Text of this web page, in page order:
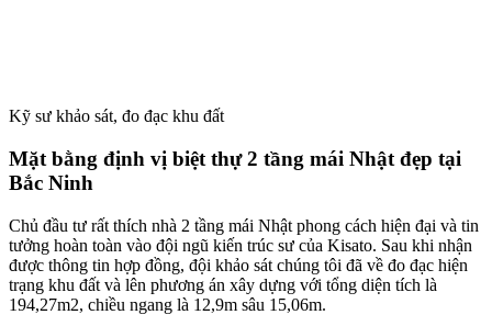
Kỹ sư khảo sát, đo đạc khu đất
Mặt bằng định vị biệt thự 2 tầng mái Nhật đẹp tại
Bắc Ninh
Chủ đầu tư rất thích nhà 2 tầng mái Nhật phong cách hiện đại và tin
tưởng hoàn toàn vào đội ngũ kiến trúc sư của Kisato. Sau khi nhận
được thông tin hợp đồng, đội khảo sát chúng tôi đã về đo đạc hiện
trạng khu đất và lên phương án xây dựng với tổng diện tích là
194,27m2, chiều ngang là 12,9m sâu 15,06m.